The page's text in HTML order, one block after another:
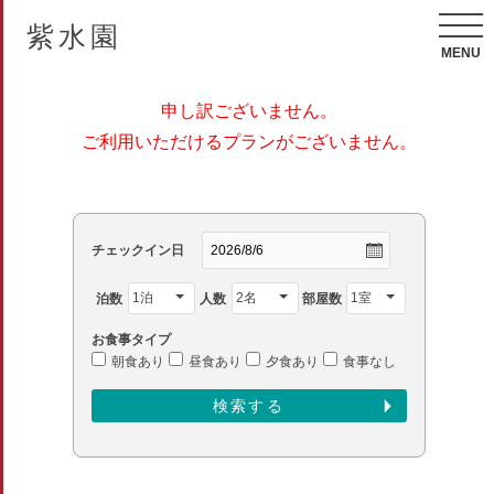
紫水園
MENU
申し訳ございません。
ご利用いただけるプランがございません。
チェックイン日
泊数 人数 部屋数
お食事タイプ
朝食あり
昼食あり 夕食あり 食事なし